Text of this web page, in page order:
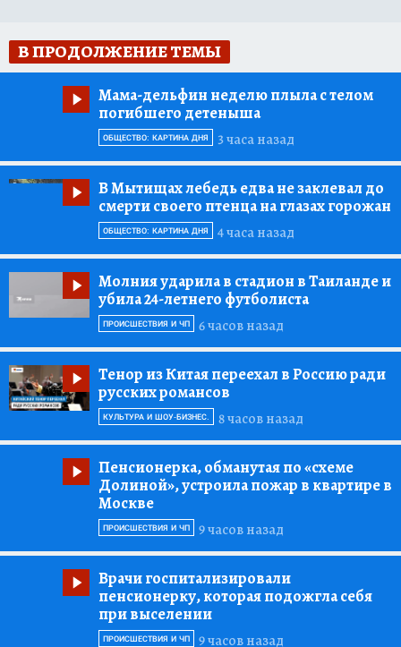
В ПРОДОЛЖЕНИЕ ТЕМЫ
Мама-дельфин неделю плыла с телом
погибшего детеныша
3 часа назад
ОБЩЕСТВО: КАРТИНА ДНЯ
В Мытищах лебедь едва не заклевал до
смерти своего птенца на глазах горожан
4 часа назад
ОБЩЕСТВО: КАРТИНА ДНЯ
Молния ударила в стадион в Таиланде и
убила 24-летнего футболиста
6 часов назад
ПРОИСШЕСТВИЯ И ЧП
Тенор из Китая переехал в Россию ради
русских романсов
8 часов назад
КУЛЬТУРА И ШОУ-БИЗНЕС.
Пенсионерка, обманутая по «схеме
Долиной», устроила пожар в квартире в
Москве
9 часов назад
ПРОИСШЕСТВИЯ И ЧП
Врачи госпитализировали
пенсионерку, которая подожгла себя
при выселении
9 часов назад
ПРОИСШЕСТВИЯ И ЧП